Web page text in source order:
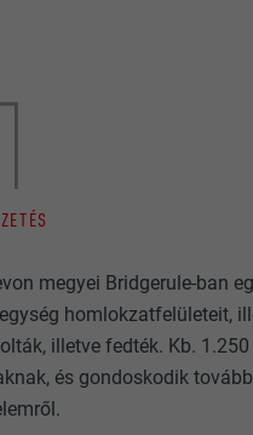
megyei Bridgerule-ban
homlokzatfelületeit,
illetve fedték. Kb.
és gondoskodik